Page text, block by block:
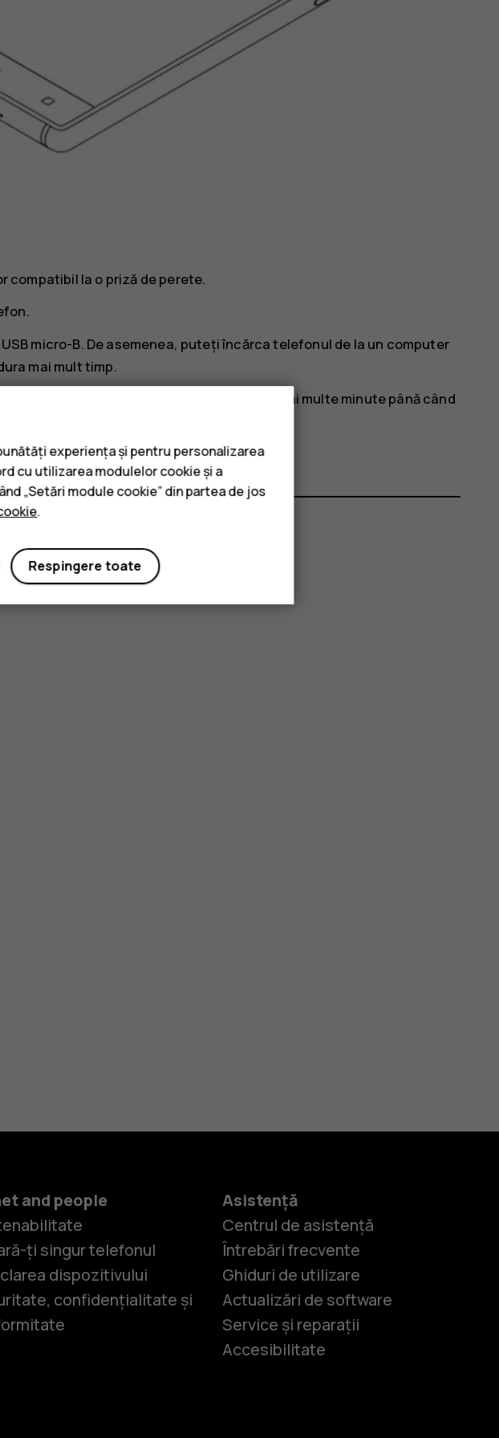
compatibil la o priză de perete.
micro-B. De asemenea, puteți încărca telefonul de la un computer
mai mult timp.
descărcat, s-ar putea să fie necesare mai multe minute până când
informații?
and people
ți singur telefonul
dispozitivului
confidențialitate și
Asistență
Centrul de asistență
Întrebări frecvente
Ghiduri de utilizare
Actualizări de software
Service și reparații
Accesibilitate
experiența și pentru personalizarea
cu utilizarea modulelor cookie și a
„Setări module cookie” din partea de jos
.
Respingere toate